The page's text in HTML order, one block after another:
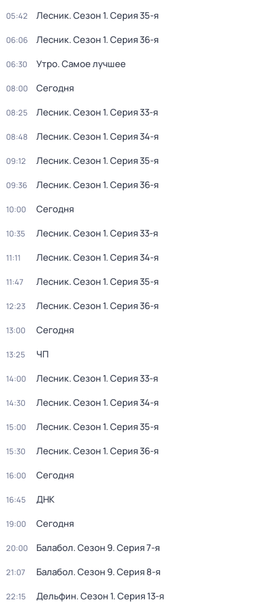
05:42 Лесник. Сезон 1. Серия 35-я
06:06 Лесник. Сезон 1. Серия 36-я
06:30 Утро. Самое лучшее
08:00 Сегодня
08:25 Лесник. Сезон 1. Серия 33-я
08:48 Лесник. Сезон 1. Серия 34-я
09:12 Лесник. Сезон 1. Серия 35-я
09:36 Лесник. Сезон 1. Серия 36-я
10:00 Сегодня
10:35 Лесник. Сезон 1. Серия 33-я
11:11 Лесник. Сезон 1. Серия 34-я
11:47 Лесник. Сезон 1. Серия 35-я
12:23 Лесник. Сезон 1. Серия 36-я
13:00 Сегодня
13:25 ЧП
14:00 Лесник. Сезон 1. Серия 33-я
14:30 Лесник. Сезон 1. Серия 34-я
15:00 Лесник. Сезон 1. Серия 35-я
15:30 Лесник. Сезон 1. Серия 36-я
16:00 Сегодня
16:45 ДНК
19:00 Сегодня
20:00 Балабол. Сезон 9. Серия 7-я
21:07 Балабол. Сезон 9. Серия 8-я
22:15 Дельфин. Сезон 1. Серия 13-я